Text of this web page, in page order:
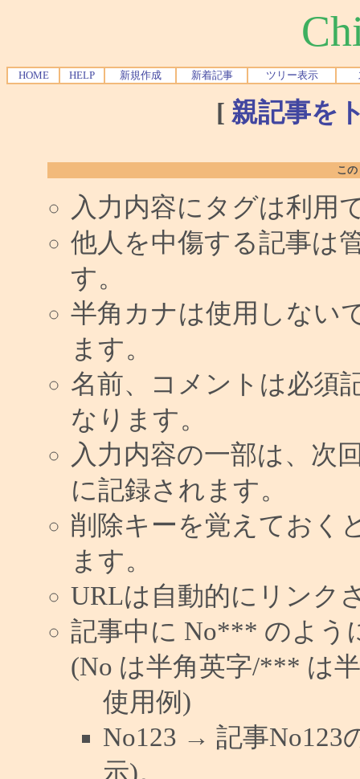
HOME HELP 新規作成 新着記事 ツリー表示
[ 親記事を
こ
入力内容にタグは利用
他人を中傷する記事は
す。
半角カナは使用しない
ます。
名前、コメントは必須
なります。
入力内容の一部は、次
に記録されます。
削除キーを覚えておく
ます。
URLは自動的にリンク
記事中に No*** のよう
(No は半角英字/*** は
使用例)
No123 → 記事No123
示)。